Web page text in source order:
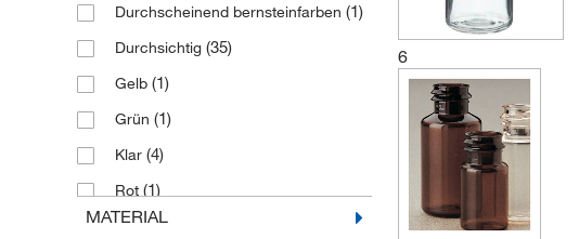
Schraubverschluss (nicht
mitgeliefert)(2)
Sterile Flip-Dichtung
Stopfen und Verschlusskappen (nicht
Ultra Pure Sterile Serumstopfen
Durchscheinend bernsteinfarben (1)
Durchsichtig (35)
Gelb (1)
Grün (1)
Klar (4)
Rot (1)
Schwarz
MATERIAL
6